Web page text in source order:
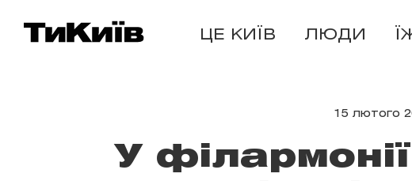
ЦЕ КИЇВ ЛЮДИ
15 лютого
У